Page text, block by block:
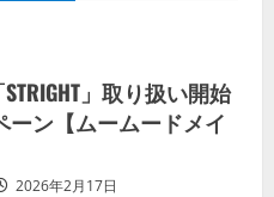
」取り扱い開始
ーン【ムームードメイ
2026年2月17日